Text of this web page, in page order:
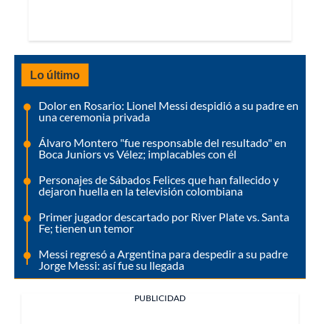
Lo último
Dolor en Rosario: Lionel Messi despidió a su padre en
una ceremonia privada
Álvaro Montero "fue responsable del resultado" en
Boca Juniors vs Vélez; implacables con él
Personajes de Sábados Felices que han fallecido y
dejaron huella en la televisión colombiana
Primer jugador descartado por River Plate vs. Santa
Fe; tienen un temor
Messi regresó a Argentina para despedir a su padre
Jorge Messi: así fue su llegada
PUBLICIDAD